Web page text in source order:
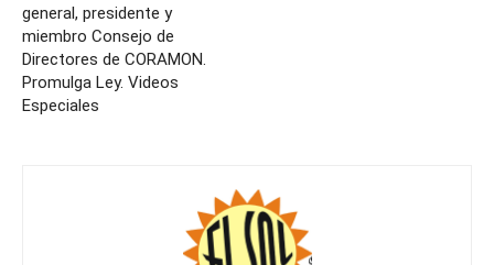
general, presidente y
miembro Consejo de
Directores de CORAMON.
Promulga Ley. Videos
Especiales